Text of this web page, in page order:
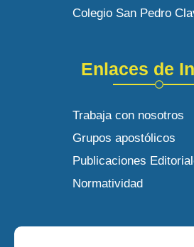
Colegio San Pedro
Enlaces de
Trabaja con nosotros
Grupos apostólicos
Publicaciones
Normatividad